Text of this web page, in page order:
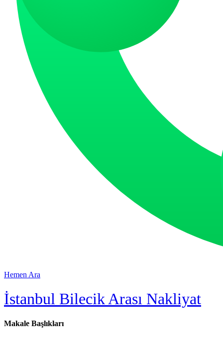
Hemen Ara
İstanbul Bilecik Arası Nakliyat
Makale Başlıkları